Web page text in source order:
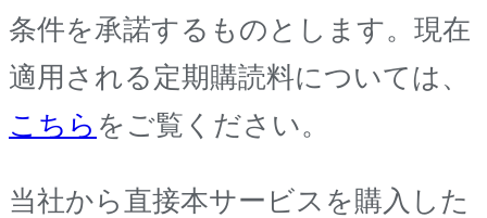
条件を承諾するものとします。現在
適用される定期購読料については、
こちら をご覧ください。
当社から直接本サービスを購入した